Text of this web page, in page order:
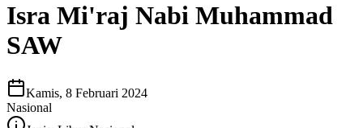
Isra Mi'raj Nabi Muhammad
SAW
Kamis, 8 Februari 2024
Nasional